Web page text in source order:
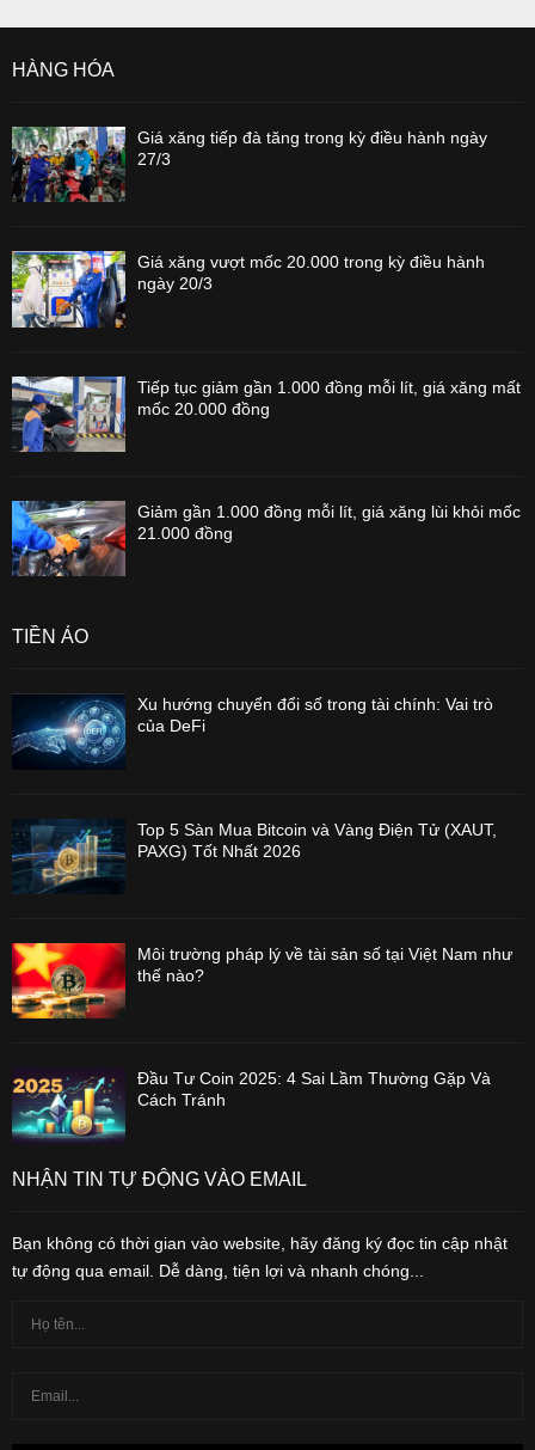
HÀNG HÓA
Giá xăng tiếp đà tăng trong kỳ điều hành ngày
27/3
Giá xăng vượt mốc 20.000 trong kỳ điều hành
ngày 20/3
Tiếp tục giảm gần 1.000 đồng mỗi lít, giá xăng mất
mốc 20.000 đồng
Giảm gần 1.000 đồng mỗi lít, giá xăng lùi khỏi mốc
21.000 đồng
TIỀN ẢO
Xu hướng chuyển đổi số trong tài chính: Vai trò
của DeFi
Top 5 Sàn Mua Bitcoin và Vàng Điện Tử (XAUT,
PAXG) Tốt Nhất 2026
Môi trường pháp lý về tài sản số tại Việt Nam như
thế nào?
Đầu Tư Coin 2025: 4 Sai Lầm Thường Gặp Và
Cách Tránh
NHẬN TIN TỰ ĐỘNG VÀO EMAIL
Bạn không có thời gian vào website, hãy đăng ký đọc tin cập nhật
tự động qua email. Dễ dàng, tiện lợi và nhanh chóng...